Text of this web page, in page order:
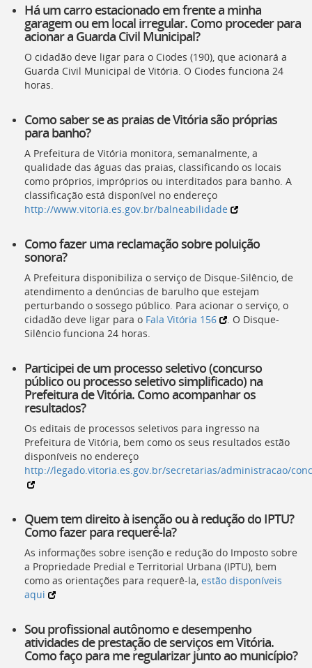
Há um carro estacionado em frente a minha
garagem ou em local irregular. Como proceder para
acionar a Guarda Civil Municipal?
O cidadão deve ligar para o Ciodes (190), que acionará a
Guarda Civil Municipal de Vitória. O Ciodes funciona 24
horas.
Como saber se as praias de Vitória são próprias
para banho?
A Prefeitura de Vitória monitora, semanalmente, a
qualidade das águas das praias, classificando os locais
como próprios, impróprios ou interditados para banho. A
classificação está disponível no endereço
http://www.vitoria.es.gov.br/balneabilidade
Como fazer uma reclamação sobre poluição
sonora?
A Prefeitura disponibiliza o serviço de Disque-Silêncio, de
atendimento a denúncias de barulho que estejam
perturbando o sossego público. Para acionar o serviço, o
cidadão deve ligar para o Fala Vitória 156
. O Disque-
Silêncio funciona 24 horas.
Participei de um processo seletivo (concurso
público ou processo seletivo simplificado) na
Prefeitura de Vitória. Como acompanhar os
resultados?
Os editais de processos seletivos para ingresso na
Prefeitura de Vitória, bem como os seus resultados estão
disponíveis no endereço
http://legado.vitoria.es.gov.br/secretarias/administracao/
Quem tem direito à isenção ou à redução do IPTU?
Como fazer para requerê-la?
As informações sobre isenção e redução do Imposto sobre
a Propriedade Predial e Territorial Urbana (IPTU), bem
como as orientações para requerê-la, estão disponíveis
aqui
Sou profissional autônomo e desempenho
atividades de prestação de serviços em Vitória.
Como faço para me regularizar junto ao município?